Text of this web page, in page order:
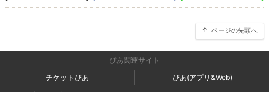
ページの先頭へ
ぴあ関連サイト
チケットぴあ
ぴあ(アプリ&Web)